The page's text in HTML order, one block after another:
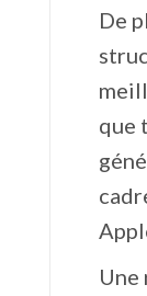
De
que
Une